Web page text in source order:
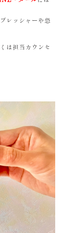
レッシャーや恐
は担当カウンセ